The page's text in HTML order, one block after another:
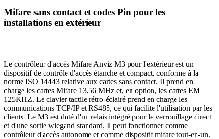
Mifare sans contact et codes Pin pour les
installations en extérieur
Le contrôleur d'accès Mifare Anviz M3 pour l'extérieur est un
dispositif de contrôle d'accès étanche et compact, conforme à la
norme ISO 14443 relative aux cartes sans contact. Il prend en
charge les cartes Mifare 13,56 MHz et, en option, les cartes EM
125KHZ. Le clavier tactile rétro-éclairé prend en charge les
communications TCP/IP et RS485, ce qui facilite l'utilisation par les
clients. Le M3 est doté d'un relais intégré pour le verrouillage direct
et d'une sortie wiegand standard. Il peut fonctionner comme
contrôleur d'accès autonome et comme dispositif mifare tout-en-un.